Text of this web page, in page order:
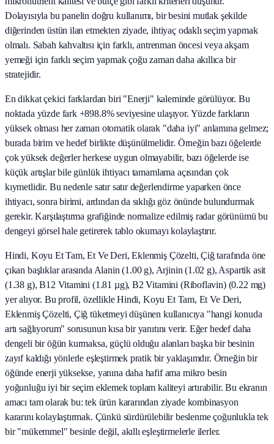
Dolayısıyla bu panelin doğru kullanımı, bir besini mutlak şekilde
diğerinden üstün ilan etmekten ziyade, ihtiyaç odaklı seçim yapmak
olmalı. Sabah kahvaltısı için farklı, antrenman öncesi veya akşam
yemeği için farklı seçim yapmak çoğu zaman daha akıllıca bir
stratejidir.
En dikkat çekici farklardan biri "Enerji" kaleminde görülüyor. Bu
noktada yüzde fark +898.8% seviyesine ulaşıyor. Yüzde farkların
yüksek olması her zaman otomatik olarak "daha iyi" anlamına gelmez;
burada birim ve hedef birlikte düşünülmelidir. Örneğin bazı öğelerde
çok yüksek değerler herkese uygun olmayabilir, bazı öğelerde ise
küçük artışlar bile günlük ihtiyacı tamamlama açısından çok
kıymetlidir. Bu nedenle satır satır değerlendirme yaparken önce
ihtiyacı, sonra birimi, ardından da sıklığı göz önünde bulundurmak
gerekir. Karşılaştırma grafiğinde normalize edilmiş radar görünümü bu
dengeyi görsel hale getirerek tablo okumayı kolaylaştırır.
Hindi, Koyu Et Tam, Et Ve Deri, Eklenmiş Çözelti, Çiğ tarafında öne
çıkan başlıklar arasında Alanin (1.00 g), Arjinin (1.02 g), Aspartik asit
(1.38 g), B12 Vitamini (1.81 µg), B2 Vitamini (Riboflavin) (0.22 mg)
yer alıyor. Bu profil, özellikle Hindi, Koyu Et Tam, Et Ve Deri,
Eklenmiş Çözelti, Çiğ tüketmeyi düşünen kullanıcıya "hangi konuda
artı sağlıyorum" sorusunun kısa bir yanıtını verir. Eğer hedef daha
dengeli bir öğün kurmaksa, güçlü olduğu alanları başka bir besinin
zayıf kaldığı yönlerle eşleştirmek pratik bir yaklaşımdır. Örneğin bir
öğünde enerji yüksekse, yanına daha hafif ama mikro besin
yoğunluğu iyi bir seçim eklemek toplam kaliteyi artırabilir. Bu ekranın
amacı tam olarak bu: tek ürün kararından ziyade kombinasyon
kararını kolaylaştırmak. Çünkü sürdürülebilir beslenme çoğunlukla tek
bir "mükemmel" besinle değil, akıllı eşleştirmelerle ilerler.